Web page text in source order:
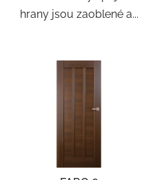
hrany jsou zaoblené a...